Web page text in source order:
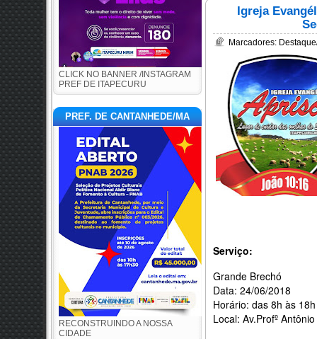
CLICK NO BANNER /INSTAGRAM
PREF DE ITAPECURU
PREF. DE CANTANHEDE/MA
RECONSTRUINDO A NOSSA
CIDADE
Igreja
Marcadores:
Serviço:
Grande Brechó
Data: 24/06/2018
Horário: das 8h às
Local: Av.Profº